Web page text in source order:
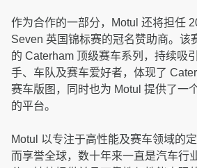
作为合作的一部分，Motul 还将担任
Seven 英国锦标赛的冠名赞助商。该
的 Caterham 顶级赛车系列，持续吸
手、车队及赛车爱好者，体现了
赛车版图，同时也为 Motul 提供了一
的平台。
Motul 以专注于高性能及赛车领域的
而享誉全球，数十年来一直是汽车行